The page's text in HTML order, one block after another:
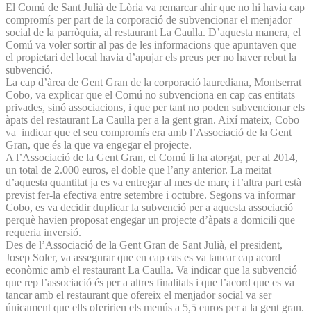
El Comú de Sant Julià de Lòria va remarcar ahir que no hi havia cap
compromís per part de la corporació de subvencionar el menjador
social de la parròquia, al restaurant La Caulla. D’aquesta manera, el
Comú va voler sortir al pas de les informacions que apuntaven que
el propietari del local havia d’apujar els preus per no haver rebut la
subvenció.
La cap d’àrea de Gent Gran de la corporació laurediana, Montserrat
Cobo, va explicar que el Comú no subvenciona en cap cas entitats
privades, sinó associacions, i que per tant no poden subvencionar els
àpats del restaurant La Caulla per a la gent gran. Així mateix, Cobo
va indicar que el seu compromís era amb l’Associació de la Gent
Gran, que és la que va engegar el projecte.
A l’Associació de la Gent Gran, el Comú li ha atorgat, per al 2014,
un total de 2.000 euros, el doble que l’any anterior. La meitat
d’aquesta quantitat ja es va entregar al mes de març i l’altra part està
previst fer-la efectiva entre setembre i octubre. Segons va informar
Cobo, es va decidir duplicar la subvenció per a aquesta associació
perquè havien proposat engegar un projecte d’àpats a domicili que
requeria inversió.
Des de l’Associació de la Gent Gran de Sant Julià, el president,
Josep Soler, va assegurar que en cap cas es va tancar cap acord
econòmic amb el restaurant La Caulla. Va indicar que la subvenció
que rep l’associació és per a altres finalitats i que l’acord que es va
tancar amb el restaurant que ofereix el menjador social va ser
únicament que ells oferirien els menús a 5,5 euros per a la gent gran.